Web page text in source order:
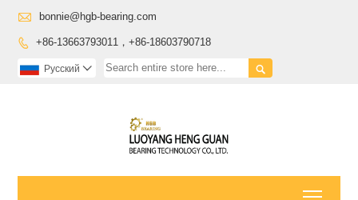
 bonnie@hgb-bearing.com
 +86-13663793011，+86-18603790718

Pусский 